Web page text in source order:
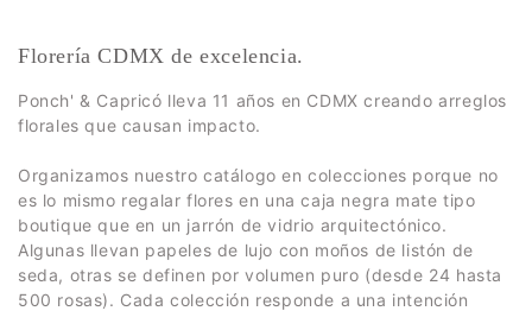
Florería CDMX de excelencia.
Ponch' & Capricó lleva 11 años en CDMX creando arreglos
florales que causan impacto.
Organizamos nuestro catálogo en colecciones porque no
es lo mismo regalar flores en una caja negra mate tipo
boutique que en un jarrón de vidrio arquitectónico.
Algunas llevan papeles de lujo con moños de listón de
seda, otras se definen por volumen puro (desde 24 hasta
500 rosas). Cada colección responde a una intención